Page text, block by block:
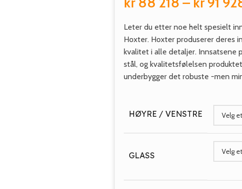
Leter du etter noe helt spesielt
Hoxter. Hoxter produserer deres
kvalitet i alle detaljer. Innsatsene
stål, og kvalitetsfølelsen
underbygger det robuste -men
HØYRE / VENSTRE
GLASS